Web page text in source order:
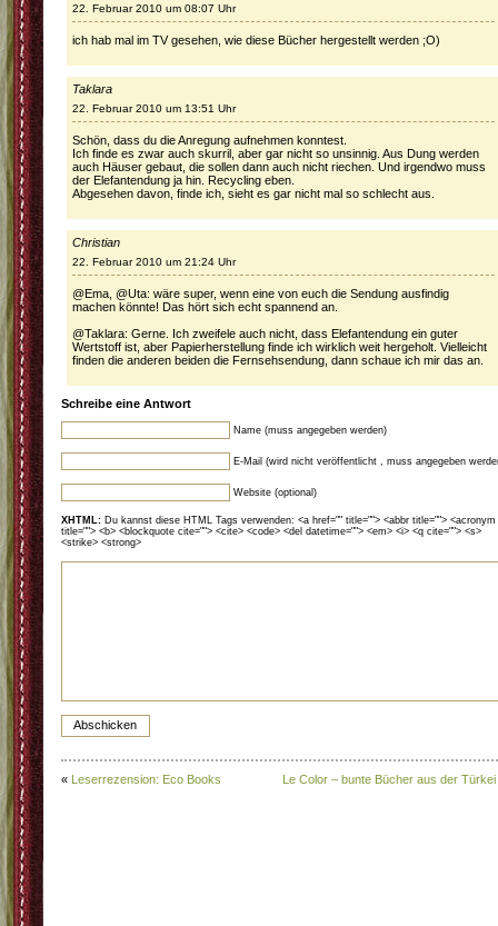
22. Februar 2010 um 08:07 Uhr
ich hab mal im TV gesehen, wie diese Bücher hergestellt werden ;O)
Taklara
22. Februar 2010 um 13:51 Uhr
Schön, dass du die Anregung aufnehmen konntest.
Ich finde es zwar auch skurril, aber gar nicht so unsinnig. Aus Dung werden
auch Häuser gebaut, die sollen dann auch nicht riechen. Und irgendwo muss
der Elefantendung ja hin. Recycling eben.
Abgesehen davon, finde ich, sieht es gar nicht mal so schlecht aus.
Christian
22. Februar 2010 um 21:24 Uhr
@Ema, @Uta: wäre super, wenn eine von euch die Sendung ausfindig
machen könnte! Das hört sich echt spannend an.
@Taklara: Gerne. Ich zweifele auch nicht, dass Elefantendung ein guter
Wertstoff ist, aber Papierherstellung finde ich wirklich weit hergeholt. Vielleicht
finden die anderen beiden die Fernsehsendung, dann schaue ich mir das an.
Schreibe eine Antwort
Name (muss angegeben werden)
E-Mail (wird nicht veröffentlicht , muss angegeben
Website (optional)
XHTML: Du kannst diese HTML Tags verwenden: <a href="" title=""> <abbr title=""> <acronym
title=""> <b> <blockquote cite=""> <cite> <code> <del datetime=""> <em> <i> <q cite=""> <s>
<strike> <strong>
« Leserrezension: Eco Books Le Color – bunte Bücher aus der Türkei